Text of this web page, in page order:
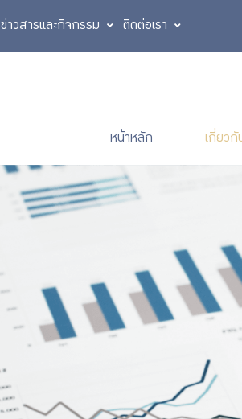
ข่าวสารและกิจกรรม ติดต่อเรา
หน้าหลัก เกี่ยว